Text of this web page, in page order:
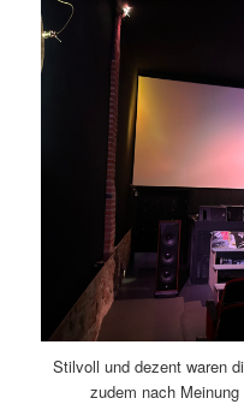
Stilvoll und dezent waren
zudem nach